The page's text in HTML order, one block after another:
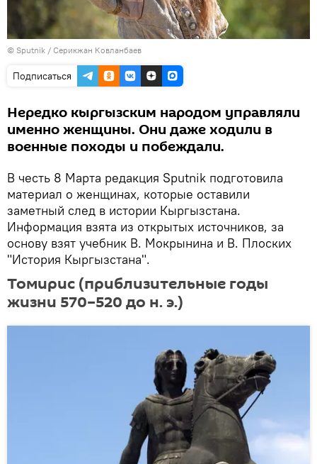
© Sputnik / Серикжан Ковланбаев
Подписаться
Нередко кыргызским народом управляли
именно женщины. Они даже ходили в
военные походы и побеждали.
В честь 8 Марта редакция Sputnik подготовила
материал о женщинах, которые оставили
заметный след в истории Кыргызстана.
Информация взята из открытых источников, за
основу взят учебник В. Мокрынина и В. Плоских
"История Кыргызстана".
Томирис (приблизительные годы
жизни 570–520 до н. э.)